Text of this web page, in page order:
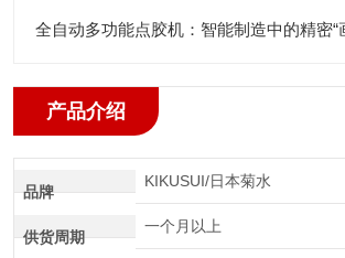
全自动多功能点胶机：智能制造中的精密“
产品介绍
品牌
KIKUSUI/日本菊水
供货周期
一个月以上